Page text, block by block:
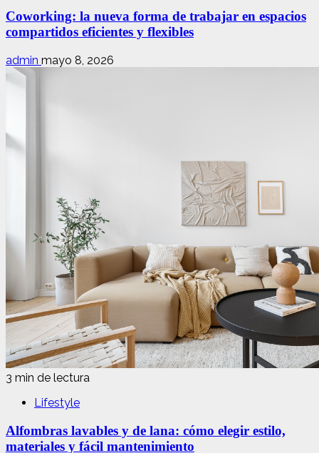
Coworking: la nueva forma de trabajar en espacios
compartidos eficientes y flexibles
admin mayo 8, 2026
3 min de lectura
Lifestyle
Alfombras lavables y de lana: cómo elegir estilo,
materiales y fácil mantenimiento